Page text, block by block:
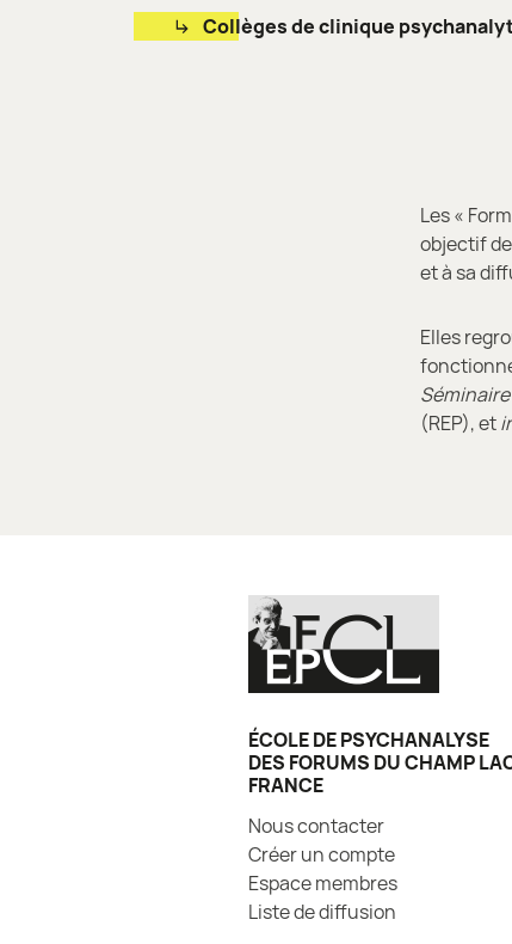
Collèges de clinique
Les «
objectif
et à sa
Elles
(REP), et
ÉCOLE DE PSYCHANALYSE
DES FORUMS DU CHAMP
FRANCE
Nous contacter
Créer un compte
Espace membres
Liste de diffusion